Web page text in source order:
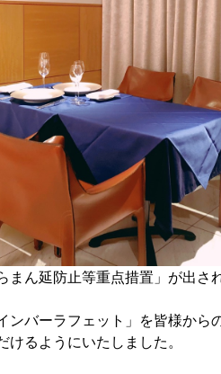
まん延防止等重点措置」が出さ
ンバーラフェット」を皆様から
けるようにいたしました。